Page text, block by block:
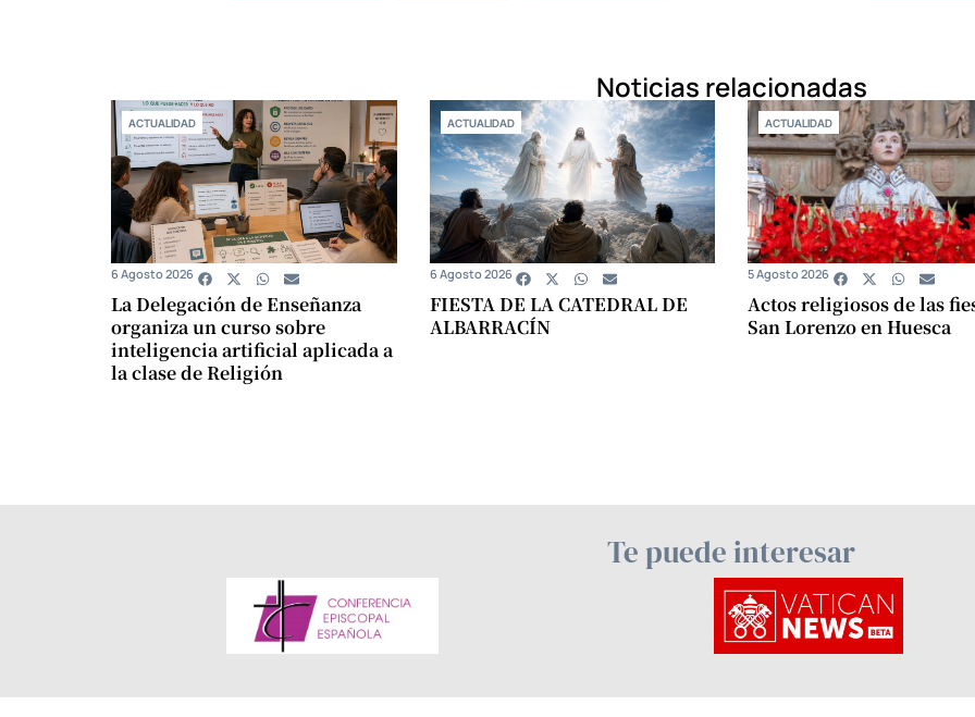
Noticias relacionadas
ACTUALIDAD
La Delegación de Enseñanza
organiza un curso sobre
inteligencia artificial aplicada a
la clase de Religión
6 Agosto 2026
ACTUALIDAD
FIESTA DE LA CATEDRAL DE
ALBARRACÍN
6 Agosto 2026
ACTUALIDAD
Actos religiosos de las
San Lorenzo en Huesca
5 Agosto 2026
Te puede interesar